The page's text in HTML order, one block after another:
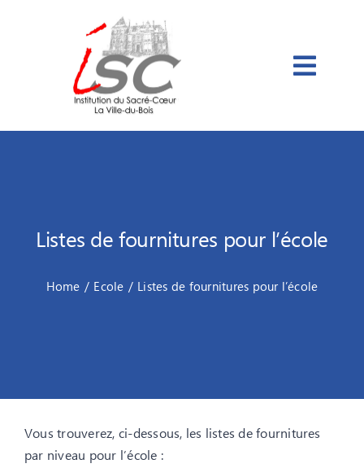
Listes de fournitures pour l’école
Home Ecole Listes de fournitures pour l’école
Vous trouverez, ci-dessous, les listes de fournitures
par niveau pour l’école :